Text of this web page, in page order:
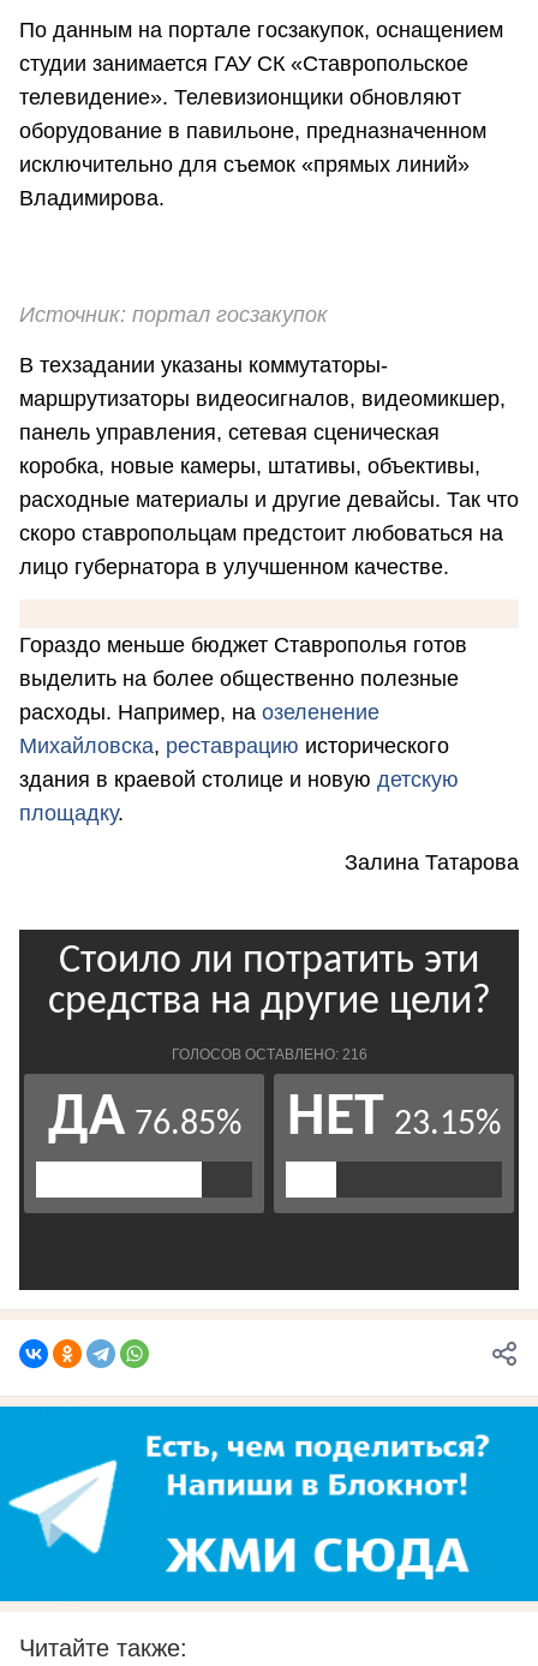
По данным на портале госзакупок, оснащением
студии занимается ГАУ СК «Ставропольское
телевидение». Телевизионщики обновляют
оборудование в павильоне, предназначенном
исключительно для съемок «прямых линий»
Владимирова.
Источник: портал госзакупок
В техзадании указаны коммутаторы-
маршрутизаторы видеосигналов, видеомикшер,
панель управления, сетевая сценическая
коробка, новые камеры, штативы, объективы,
расходные материалы и другие девайсы. Так что
скоро ставропольцам предстоит любоваться на
лицо губернатора в улучшенном качестве.
Гораздо меньше бюджет Ставрополья готов
выделить на более общественно полезные
расходы. Например, на озеленение
Михайловска, реставрацию исторического
здания в краевой столице и новую детскую
площадку.
Залина Татарова
Читайте также: